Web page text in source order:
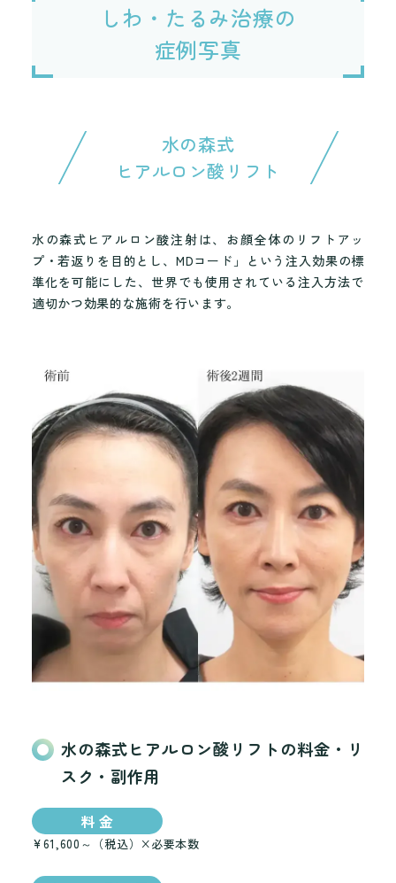
しわ・たるみ治療の
症例写真
水の森式
ヒアルロン酸リフト
水の森式ヒアルロン酸注射は、お顔全体のリフトアッ
プ・若返りを目的とし、MDコード」という注入効果の標
準化を可能にした、世界でも使用されている注入方法で
適切かつ効果的な施術を行います。
水の森式ヒアルロン酸リフトの料金・リ
スク・副作用
料 金
¥61,600～（税込）×必要本数